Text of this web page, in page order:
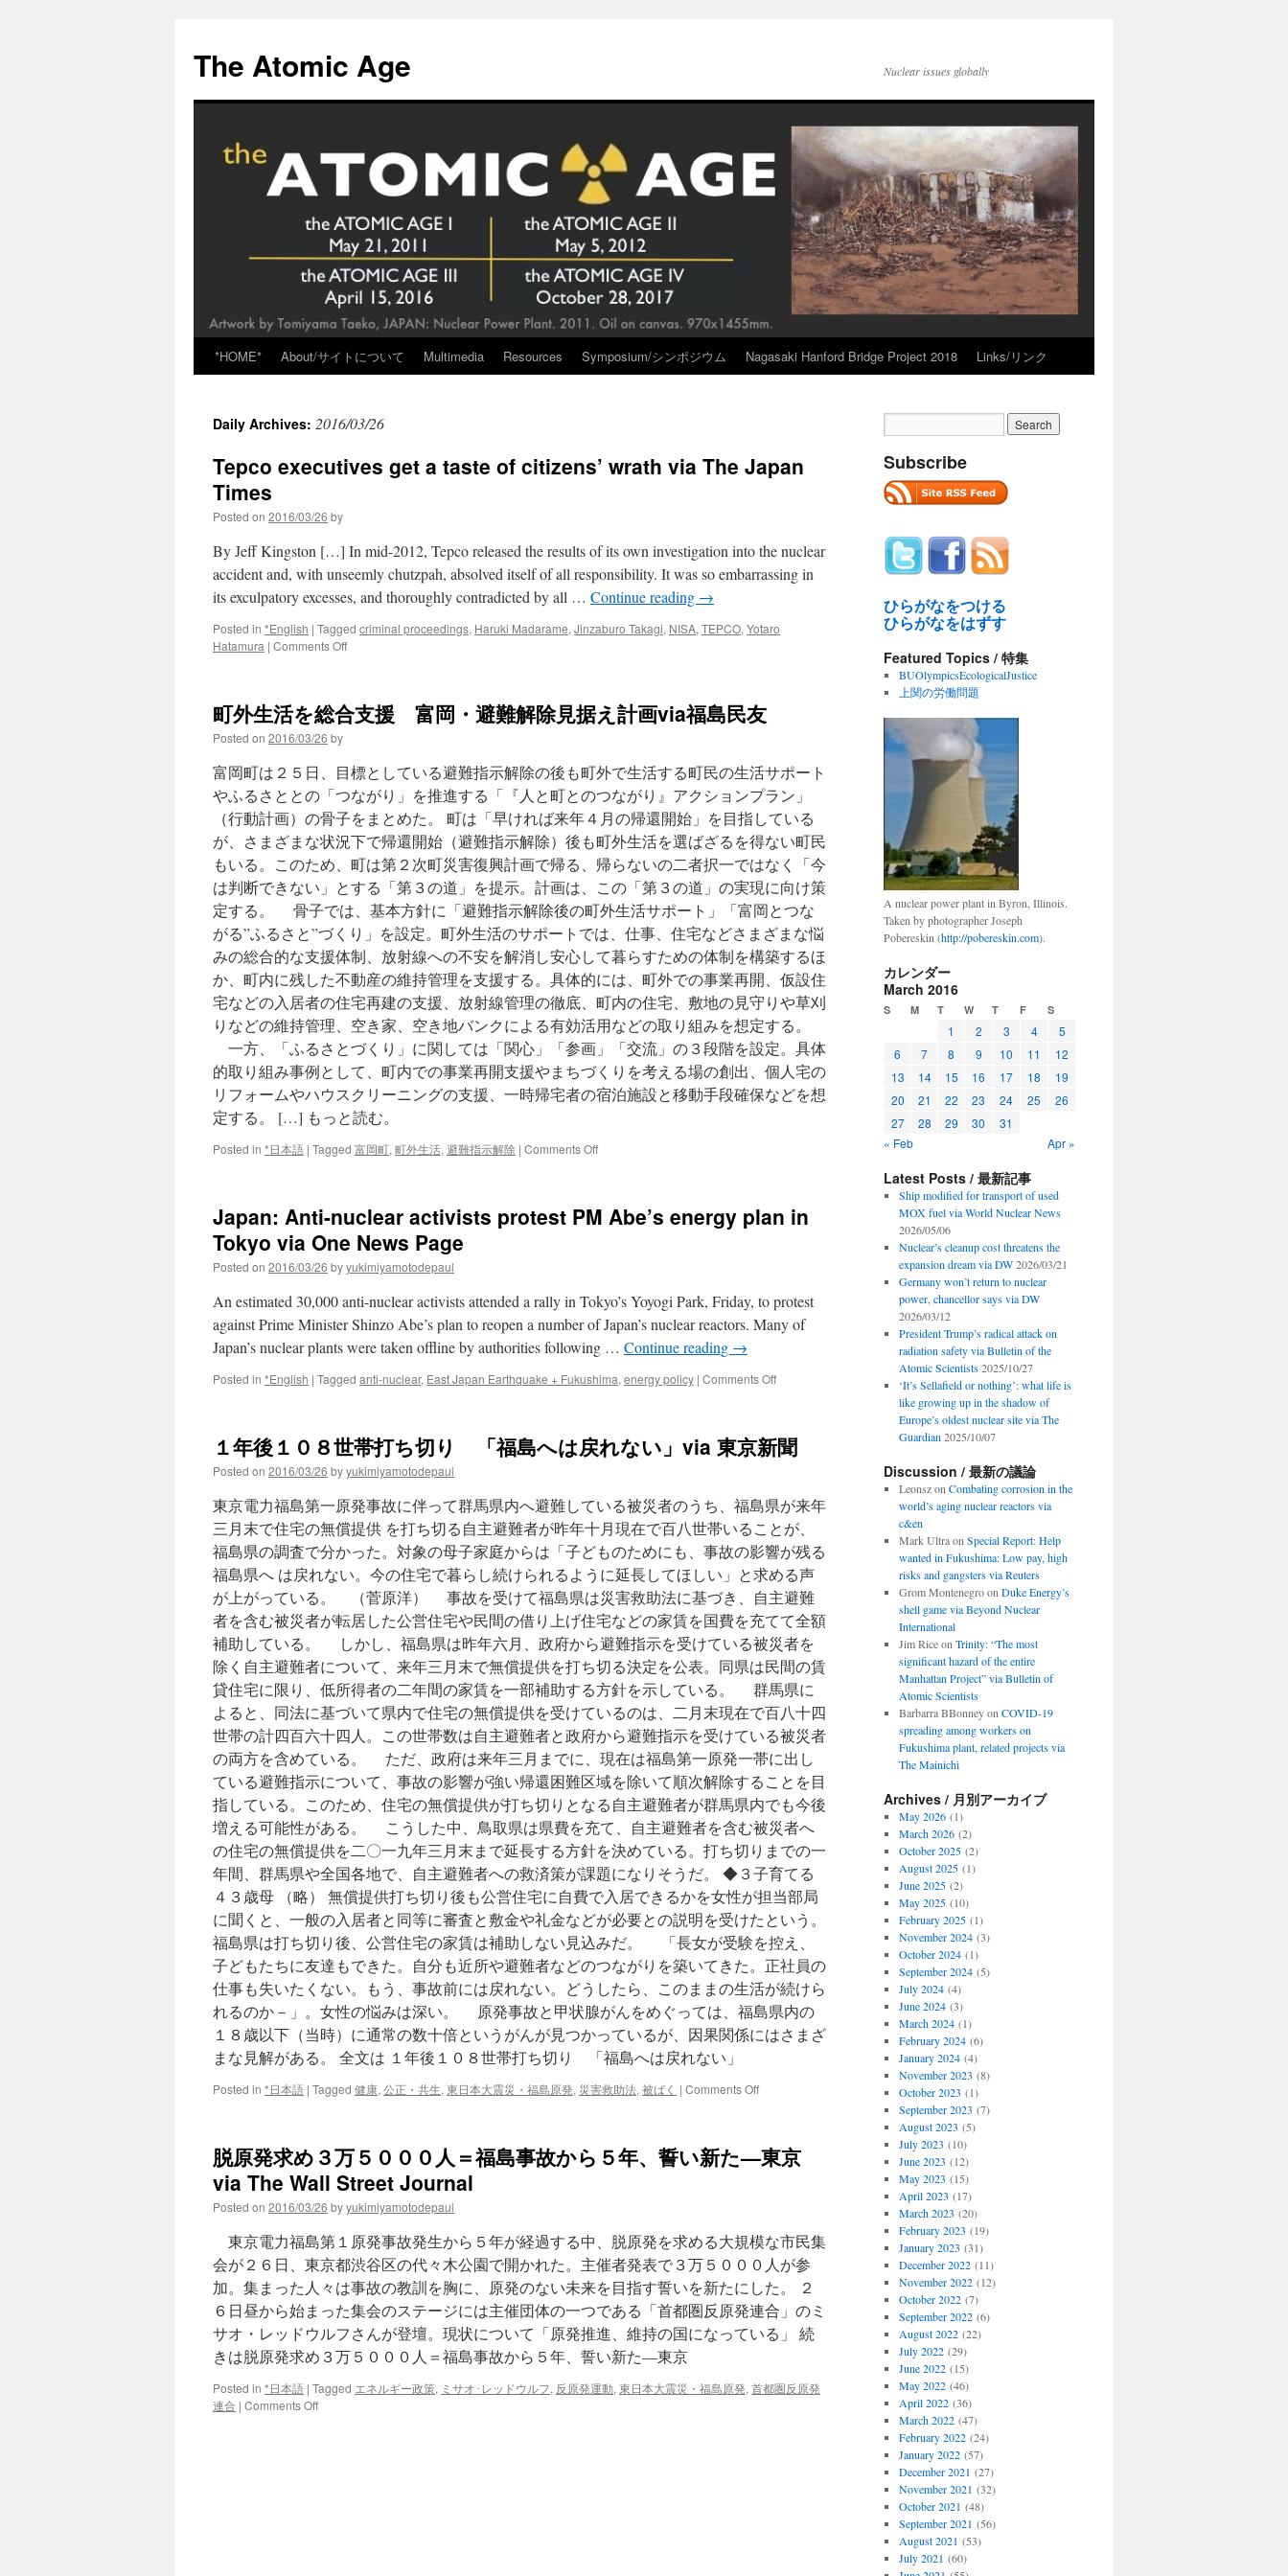
content
The Atomic Age Nuclear issues globally
*HOME* About/サイトについて Multimedia Resources Symposium/シンポジウム Nagasaki Hanford Bridge Project 2018 Links/リンク
Daily Archives: 2016/03/26
Tepco executives get a taste of citizens’ wrath via The Japan
Times
Posted on 2016/03/26 by
By Jeff Kingston […] In mid-2012, Tepco released the results of its own investigation into the nuclear
accident and, with unseemly chutzpah, absolved itself of all responsibility. It was so embarrassing in
its exculpatory excesses, and thoroughly contradicted by all … Continue reading →
Posted in *English | Tagged criminal proceedings, Haruki Madarame, Jinzaburo Takagi, NISA, TEPCO, Yotaro
Hatamura | Comments Offon
a
citizens’
wrath
via
The
Japan
Times
町外生活を総合支援 富岡・避難解除見据え計画via福島民友
Posted on 2016/03/26 by
富岡町は２５日、目標としている避難指示解除の後も町外で生活する町民の生活サポート
やふるさととの「つながり」を推進する「『人と町とのつながり』アクションプラン」
（行動計画）の骨子をまとめた。 町は「早ければ来年４月の帰還開始」を目指している
が、さまざまな状況下で帰還開始（避難指示解除）後も町外生活を選ばざるを得ない町民
もいる。このため、町は第２次町災害復興計画で帰る、帰らないの二者択一ではなく「今
は判断できない」とする「第３の道」を提示。計画は、この「第３の道」の実現に向け策
定する。 骨子では、基本方針に「避難指示解除後の町外生活サポート」「富岡とつな
がる”ふるさと”づくり」を設定。町外生活のサポートでは、仕事、住宅などさまざまな悩
みの総合的な支援体制、放射線への不安を解消し安心して暮らすための体制を構築するほ
か、町内に残した不動産の維持管理を支援する。具体的には、町外での事業再開、仮設住
宅などの入居者の住宅再建の支援、放射線管理の徹底、町内の住宅、敷地の見守りや草刈
りなどの維持管理、空き家、空き地バンクによる有効活用などの取り組みを想定する。
一方、「ふるさとづくり」に関しては「関心」「参画」「交流」の３段階を設定。具体
的取り組み事例として、町内での事業再開支援やまちづくりを考える場の創出、個人宅の
リフォームやハウスクリーニングの支援、一時帰宅者の宿泊施設と移動手段確保などを想
定する。 […] もっと読む。
Posted in *日本語 | Tagged 富岡町, 町外生活, 避難指示解除 | Comments Offon
活
援
富
岡・
避
難
解
据
え
via
福
島
民
友
Japan: Anti-nuclear activists protest PM Abe’s energy plan in
Tokyo via One News Page
Posted on 2016/03/26 byyukimiyamotodepaul
An estimated 30,000 anti-nuclear activists attended a rally in Tokyo’s Yoyogi Park, Friday, to protest
against Prime Minister Shinzo Abe’s plan to reopen a number of Japan’s nuclear reactors. Many of
Japan’s nuclear plants were taken offline by authorities following … Continue reading →
Posted in *English | Tagged anti-nuclear, East Japan Earthquake + Fukushima, energy policy | Comments Offon
activists
Abe’s
energy
plan
in
Tokyo
via
One
News
Page
１年後１０８世帯打ち切り 「福島へは戻れない」via 東京新聞
Posted on 2016/03/26 byyukimiyamotodepaul
東京電力福島第一原発事故に伴って群馬県内へ避難している被災者のうち、福島県が来年
三月末で住宅の無償提供 を打ち切る自主避難者が昨年十月現在で百八世帯いることが、
福島県の調査で分かった。対象の母子家庭からは「子どものためにも、事故の影響が残る
福島県へ は戻れない。今の住宅で暮らし続けられるように延長してほしい」と求める声
が上がっている。 （菅原洋） 事故を受けて福島県は災害救助法に基づき、自主避難
者を含む被災者が転居した公営住宅や民間の借り上げ住宅などの家賃を国費を充てて全額
補助している。 しかし、福島県は昨年六月、政府から避難指示を受けている被災者を
除く自主避難者について、来年三月末で無償提供を打ち切る決定を公表。同県は民間の賃
貸住宅に限り、低所得者の二年間の家賃を一部補助する方針を示している。 群馬県に
よると、同法に基づいて県内で住宅の無償提供を受けているのは、二月末現在で百八十四
世帯の計四百六十四人。この世帯数は自主避難者と政府から避難指示を受けている被災者
の両方を含めている。 ただ、政府は来年三月までに、現在は福島第一原発一帯に出し
ている避難指示について、事故の影響が強い帰還困難区域を除いて順次解除することを目
指している。このため、住宅の無償提供が打ち切りとなる自主避難者が群馬県内でも今後
増える可能性がある。 こうした中、鳥取県は県費を充て、自主避難者を含む被災者へ
の住宅の無償提供を二〇一九年三月末まで延長する方針を決めている。打ち切りまでの一
年間、群馬県や全国各地で、自主避難者への救済策が課題になりそうだ。 ◆３子育てる
４３歳母 （略） 無償提供打ち切り後も公営住宅に自費で入居できるかを女性が担当部局
に聞くと、一般の入居者と同等に審査と敷金や礼金などが必要との説明を受けたという。
福島県は打ち切り後、公営住宅の家賃は補助しない見込みだ。 「長女が受験を控え、
子どもたちに友達もできた。自分も近所や避難者などのつながりを築いてきた。正社員の
仕事も失いたくない。もう、事故前には戻れない。どうしたら、このままの生活が続けら
れるのか－」。女性の悩みは深い。 原発事故と甲状腺がんをめぐっては、福島県内の
１８歳以下（当時）に通常の数十倍というがんが見つかっているが、因果関係にはさまざ
まな見解がある。 全文は １年後１０８世帯打ち切り 「福島へは戻れない」
Posted in *日本語 | Tagged 健康, 公正・共生, 東日本大震災・福島原発, 災害救助法, 被ばく | Comments Offon
１
打
ち
切
り
「福
島
戻
れ
脱原発求め３万５０００人＝福島事故から５年、誓い新た—東京
via The Wall Street Journal
Posted on 2016/03/26 byyukimiyamotodepaul
東京電力福島第１原発事故発生から５年が経過する中、脱原発を求める大規模な市民集
会が２６日、東京都渋谷区の代々木公園で開かれた。主催者発表で３万５０００人が参
加。集まった人々は事故の教訓を胸に、原発のない未来を目指す誓いを新たにした。 ２
６日昼から始まった集会のステージには主催団体の一つである「首都圏反原発連合」のミ
サオ・レッドウルフさんが登壇。現状について「原発推進、維持の国になっている」 続
きは脱原発求め３万５０００人＝福島事故から５年、誓い新た—東京
Posted in *日本語 | Tagged エネルギー政策, ミサオ･レッドウルフ, 反原発運動, 東日本大震災・福島原発, 首都圏反原発
連合 | Comments Offon
Subscribe
ひらがなをつける
ひらがなをはずす
Featured Topics / 特集
BUOlympicsEcologicalJustice
上関の労働問題
A nuclear power plant in Byron, Illinois.
Taken by photographer Joseph
Pobereskin (http://pobereskin.com).
カレンダー
March 2016
S M T W T F S
1 2 3 4
5
6
7 8 9 10 11
12
13
14 15 16 17 18
19
20
21 22 23 24 25
26
27
28 29 30
31
« Feb
Apr »
Latest Posts / 最新記事
Ship modified for transport of used
MOX fuel via World Nuclear News
2026/05/06
Nuclear’s cleanup cost threatens the
expansion dream via DW 2026/03/21
Germany won’t return to nuclear
power, chancellor says via DW
2026/03/12
President Trump’s radical attack on
radiation safety via Bulletin of the
Atomic Scientists 2025/10/27
‘It’s Sellafield or nothing’: what life is
like growing up in the shadow of
Europe’s oldest nuclear site via The
Guardian 2025/10/07
Discussion / 最新の議論
Leonszon Combating corrosion in the
world’s aging nuclear reactors via
c&en
Mark Ultraon Special Report: Help
wanted in Fukushima: Low pay, high
risks and gangsters via Reuters
Grom Montenegroon Duke Energy’s
shell game via Beyond Nuclear
International
Jim Riceon Trinity: “The most
significant hazard of the entire
Manhattan Project” via Bulletin of
Atomic Scientists
Barbarra BBonneyon COVID-19
spreading among workers on
Fukushima plant, related projects via
The Mainichi
Archives / 月別アーカイブ
May 2026(1)
March 2026(2)
October 2025(2)
August 2025(1)
June 2025(2)
May 2025(10)
February 2025(1)
November 2024(3)
October 2024(1)
September 2024(5)
July 2024(4)
June 2024(3)
March 2024(1)
February 2024(6)
January 2024(4)
November 2023 (8)
October 2023 (1)
September 2023 (7)
August 2023 (5)
July 2023 (10)
June 2023 (12)
May 2023 (15)
April 2023 (17)
March 2023 (20)
February 2023 (19)
January 2023 (31)
December 2022(11)
November 2022(12)
October 2022(7)
September 2022(6)
August 2022(22)
July 2022(29)
June 2022(15)
May 2022(46)
April 2022(36)
March 2022(47)
February 2022(24)
January 2022(57)
December 2021 (27)
November 2021 (32)
October 2021 (48)
September 2021 (56)
August 2021 (53)
July 2021 (60)